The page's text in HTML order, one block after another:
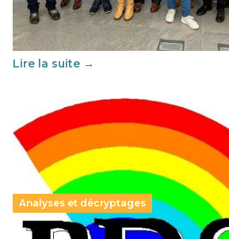
Cette année, l'UNSA Éducation a
soutenu par l'union Européenne et
au vivre-ensemble : quelles
Lire la suite →
Analyses et décryptages